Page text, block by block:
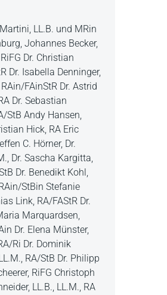
LL.B. und MRin
Johannes Becker,
Dr. Christian
Dr. Isabella Denninger,
FAinStR Dr. Astrid
Dr. Sebastian
StB Andy Hansen,
Hick, RA Eric
C. Hörner, Dr.
Dr. Sascha Kargitta,
Dr. Benedikt Kohl,
StBin Stefanie
Link, RA/FAStR Dr.
Marquardsen,
Dr. Elena Münster,
Ri Dr. Dominik
RA/StB Dr. Philipp
RiFG Christoph
LL.B., LL.M., RA